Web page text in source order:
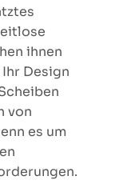
ihnen
Design
von
es um